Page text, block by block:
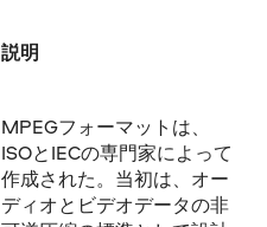
説明
MPEGフォーマットは、
ISOとIECの専門家によって
作成された。当初は、オー
ディオとビデオデータの非